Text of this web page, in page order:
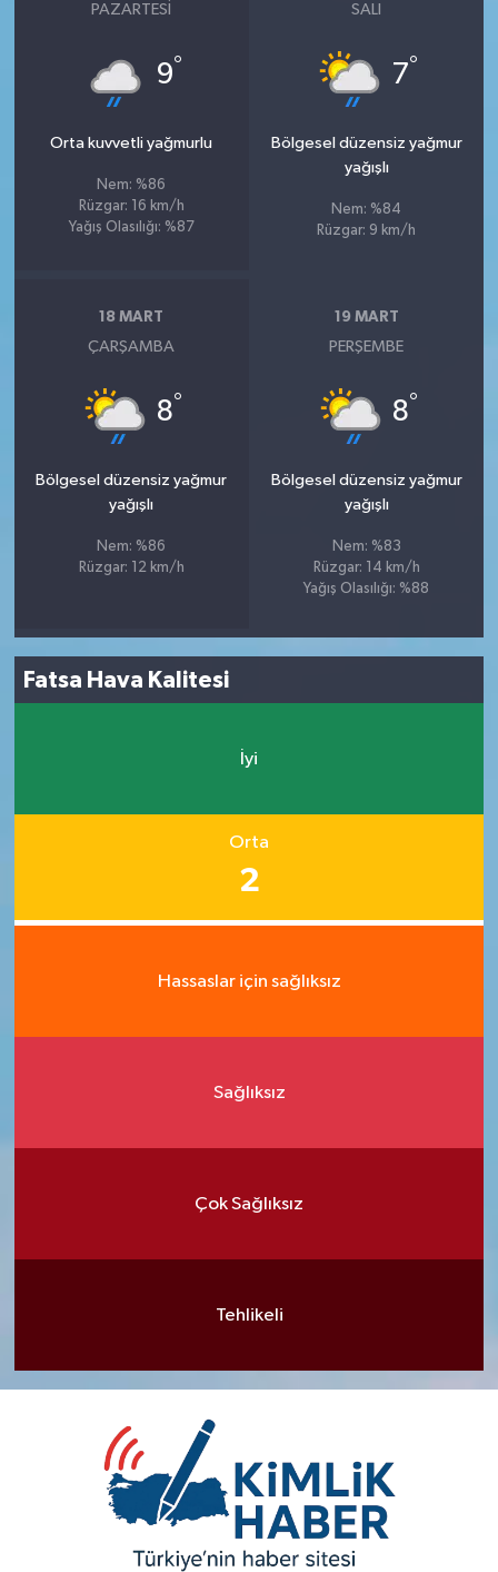
PAZARTESI
9°
Orta kuvvetli yağmurlu
Nem: %86
Rüzgar: 16 km/h
Yağış Olasılığı: %87
SALI
7°
Bölgesel düzensiz yağmur
yağışlı
Nem: %84
Rüzgar: 9 km/h
18 MART
ÇARŞAMBA
8°
Bölgesel düzensiz yağmur
yağışlı
Nem: %86
Rüzgar: 12 km/h
19 MART
PERŞEMBE
8°
Bölgesel düzensiz yağmur
yağışlı
Nem: %83
Rüzgar: 14 km/h
Yağış Olasılığı: %88
Fatsa Hava Kalitesi
İyi
Orta
2
Hassaslar için sağlıksız
Sağlıksız
Çok Sağlıksız
Tehlikeli